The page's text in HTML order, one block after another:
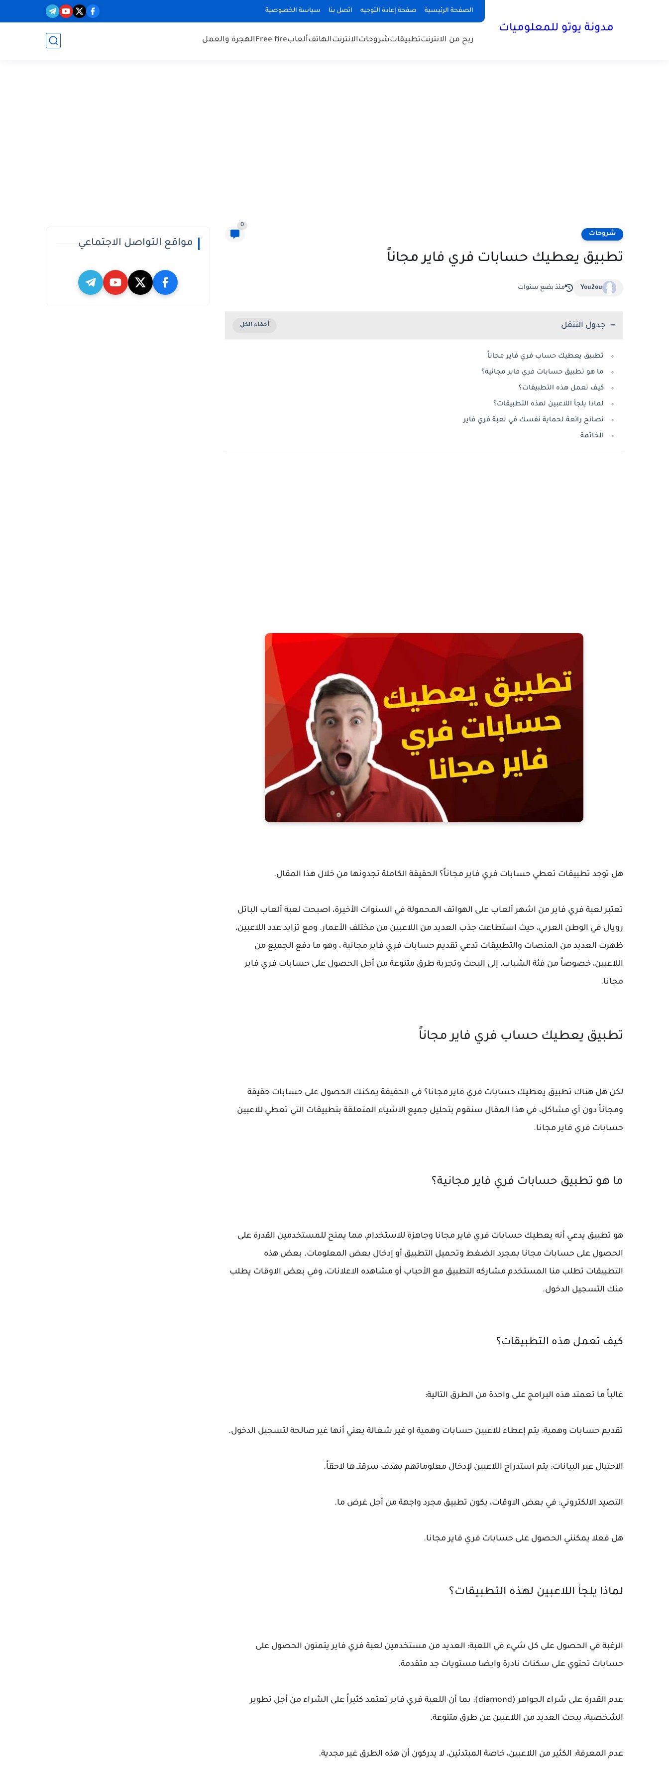
الصفحة الرئيسية صفحة إعادة التوجيه اتصل بنا سياسة الخصوصية
مدونة يوتو للمعلوميات
ربح من الانترنتتطبيقاتشروحاتالانترنتالهاتفألعابFree fireالهجرة والعمل
شروحات
0
تطبيق يعطيك حسابات فري فاير مجاناً
You2ou منذ بضع سنوات
جدول التنقل
تطبيق يعطيك حساب فري فاير مجاناً
ما هو تطبيق حسابات فري فاير مجانية؟
كيف تعمل هذه التطبيقات؟
لماذا يلجأ اللاعبين لهذه التطبيقات؟
نصائح رائعة لحماية نفسك في لعبة فري فاير
الخاتمة
هل توجد تطبيقات تعطي حسابات فري فاير مجاناً؟ الحقيقة الكاملة تجدونها من خلال هذا المقال.
تعتبر لعبة فري فاير من اشهر ألعاب على الهواتف المحمولة في السنوات الأخيرة، اصبحت لعبة ألعاب الباتل
رويال في الوطن العربي، حيث استطاعت جذب العديد من اللاعبين من مختلف الأعمار. ومع تزايد عدد اللاعبين،
ظهرت العديد من المنصات والتطبيقات تدعي تقديم حسابات فري فاير مجانية ، وهو ما دفع الجميع من
اللاعبين، خصوصاً من فئة الشباب، إلى البحث وتجربة طرق متنوعة من أجل الحصول على حسابات فري فاير
مجانا.
تطبيق يعطيك حساب فري فاير مجاناً
لكن هل هناك تطبيق يعطيك حسابات فري فاير مجانا؟ في الحقيقة يمكنك الحصول على حسابات حقيقة
ومجاناً دون أي مشاكل، في هذا المقال سنقوم بتحليل جميع الاشياء المتعلقة بتطبيقات التي تعطي للاعبين
حسابات فري فاير مجانا.
ما هو تطبيق حسابات فري فاير مجانية؟
هو تطبيق يدعي أنه يعطيك حسابات فري فاير مجانا وجاهزة للاستخدام، مما يمنح للمستخدمين القدرة على
الحصول على حسابات مجانا بمجرد الضغط وتحميل التطبيق أو إدخال بعض المعلومات. بعض هذه
التطبيقات تطلب منا المستخدم مشاركه التطبيق مع الأحباب أو مشاهده الاعلانات، وفي بعض الاوقات يطلب
منك التسجيل الدخول.
كيف تعمل هذه التطبيقات؟
غالباً ما تعمتد هذه البرامج على واحدة من الطرق التالية:
تقديم حسابات وهمية: يتم إعطاء للاعبين حسابات وهمية او غير شغالة يعني أنها غير صالحة لتسجيل الدخول.
الاحتيال عبر البيانات: يتم استدراج اللاعبين لإدخال معلوماتهم بهدف سرقتـ.ها لاحقاً.
التصيد الالكتروني: في بعض الاوقات، يكون تطبيق مجرد واجهة من أجل غرض ما.
هل فعلا يمكنني الحصول على حسابات فري فاير مجانا.
لماذا يلجأ اللاعبين لهذه التطبيقات؟
الرغبة في الحصول على كل شيء في اللعبة: العديد من مستخدمين لعبة فري فاير يتمنون الحصول على
حسابات تحتوي على سكنات نادرة وايضا مستويات جد متقدمة.
عدم القدرة على شراء الجواهر (diamond): بما أن اللعبة فري فاير تعتمد كثيراً على الشراء من أجل تطوير
الشخصية، يبحث العديد من اللاعبين عن طرق متنوعة.
عدم المعرفة: الكثير من اللاعبين، خاصة المبتدئين، لا يدركون أن هذه الطرق غير مجدية.
مواقع التواصل الاجتماعي